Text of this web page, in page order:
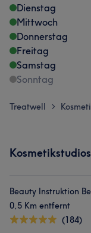
Dienstag
Mittwoch
Donnerstag
Freitag
Samstag
Sonntag
Treatwell >
Beauty Instruktion
0,5 Km entfernt
(184)